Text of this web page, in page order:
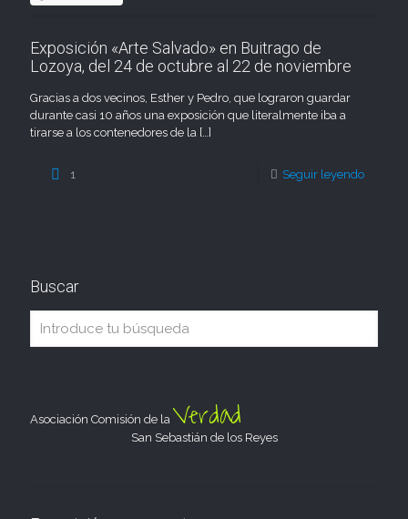
Exposición «Arte Salvado» en Buitrago de
Lozoya, del 24 de octubre al 22 de noviembre
Gracias a dos vecinos, Esther y Pedro, que lograron guardar
durante casi 10 años una exposición que literalmente iba a
tirarse a los contenedores de la […]
1 Seguir leyendo
Buscar
Asociación Comisión de la Verdad
San Sebastián de los Reyes